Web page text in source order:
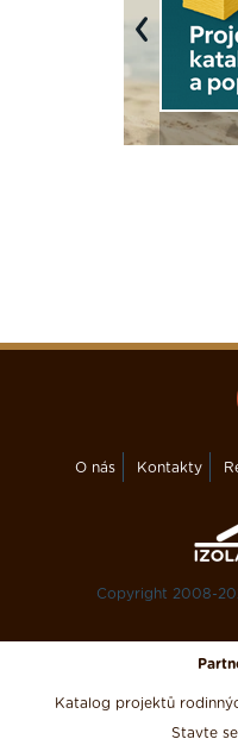
Previous
O nás Kontakty
Copyright 2008-
Katalog projektů
Stavte